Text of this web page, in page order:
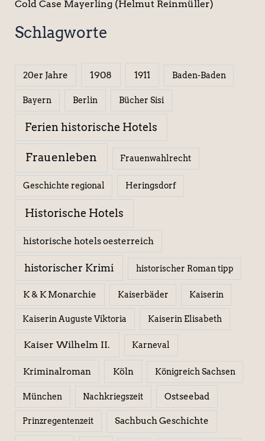
Cold Case Mayerling (Helmut Reinmüller)
Schlagworte
20er Jahre 1908 1911 Baden-Baden
Bayern Berlin Bücher Sisi
Ferien historische Hotels
Frauenleben Frauenwahlrecht
Geschichte regional Heringsdorf
Historische Hotels
historische hotels oesterreich
historischer Krimi historischer Roman tipp
K & K Monarchie Kaiserbäder Kaiserin
Kaiserin Auguste Viktoria Kaiserin Elisabeth
Kaiser Wilhelm II. Karneval
Kriminalroman Köln Königreich Sachsen
München Nachkriegszeit Ostseebad
Prinzregentenzeit Sachbuch Geschichte